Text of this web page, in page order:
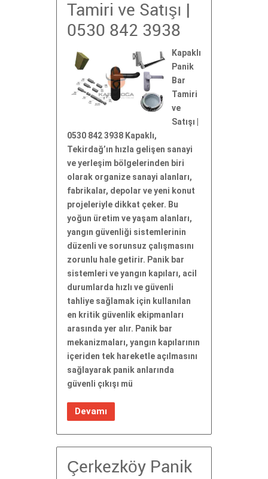
Tamiri ve Satışı |
0530 842 3938
Kapaklı
Panik
Bar
Tamiri
ve
Satışı |
0530 842 3938 Kapaklı,
Tekirdağ’ın hızla gelişen sanayi
ve yerleşim bölgelerinden biri
olarak organize sanayi alanları,
fabrikalar, depolar ve yeni konut
projeleriyle dikkat çeker. Bu
yoğun üretim ve yaşam alanları,
yangın güvenliği sistemlerinin
düzenli ve sorunsuz çalışmasını
zorunlu hale getirir. Panik bar
sistemleri ve yangın kapıları, acil
durumlarda hızlı ve güvenli
tahliye sağlamak için kullanılan
en kritik güvenlik ekipmanları
arasında yer alır. Panik bar
mekanizmaları, yangın kapılarının
içeriden tek hareketle açılmasını
sağlayarak panik anlarında
güvenli çıkışı mü
Devamı
Çerkezköy Panik